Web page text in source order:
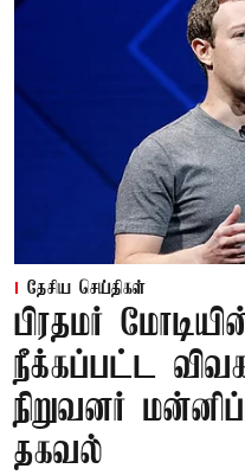
தேசிய செய்திகள்
பிரதமர்
நீக்கப்பட்ட
நிறுவனர்
தகவல்